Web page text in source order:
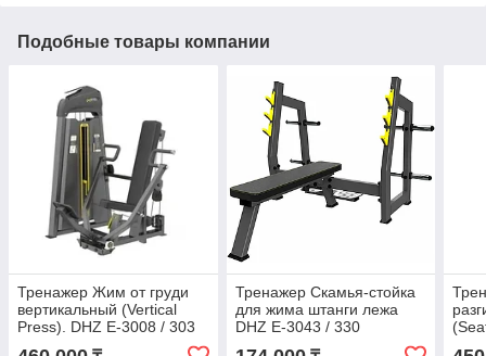
Подобные товары компании
Тренажер Жим от груди
вертикальный (Vertical
Press). DHZ E-3008 / 303
Тренажер Скамья-стойка
для жима штанги лежа
DHZ E-3043 / 330